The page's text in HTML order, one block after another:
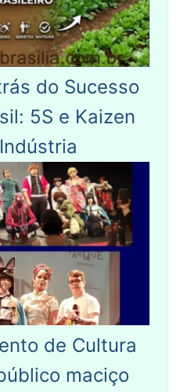
do Sucesso
5S e Kaizen
de Cultura
maciço